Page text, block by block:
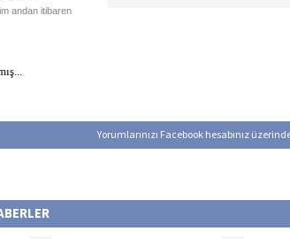
andan itibaren
Yorumlarınızı Facebook hesabınız